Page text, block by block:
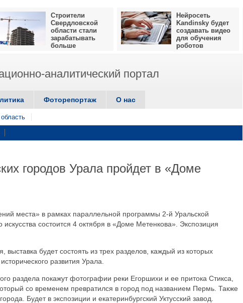
Строители
Свердловской
области стали
зарабатывать
больше
Нейросеть
Kandinsky будет
создавать видео
для обучения
роботов
аналитический портал
Фоторепортаж О нас
городов Урала пройдет в «Доме
места» в рамках параллельной программы 2-й Уральской
состоится 4 октября в «Доме Метенкова». Экспозиция
будет состоять из трех разделов, каждый из которых
развития Урала.
раздела покажут фотографии реки Егоршихи и ее притока Стикса,
со временем превратился в город под названием Пермь. Также
Будет в экспозиции и екатеринбургский Уктусский завод.